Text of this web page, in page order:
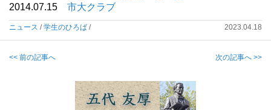
2014.07.15 市大クラブ
ニュース /学生のひろば / 2023.04.18
<< 前の記事へ 次の記事へ >>